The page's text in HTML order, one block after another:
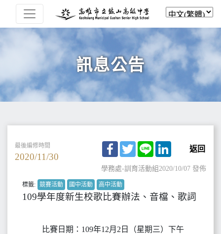
訊息公告
最後編修時間
2020/11/30
Facebook
TwitterLine LinkedIn
返回
學務處-訓育活動組2020/10/07 發佈
標籤: 競賽活動 國中活動 高中活動
109學年度新生校歌比賽辦法、音檔、歌詞
比賽日期：109年12月2日（星期三）下午